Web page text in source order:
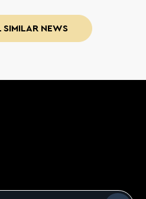
SIMILAR NEWS